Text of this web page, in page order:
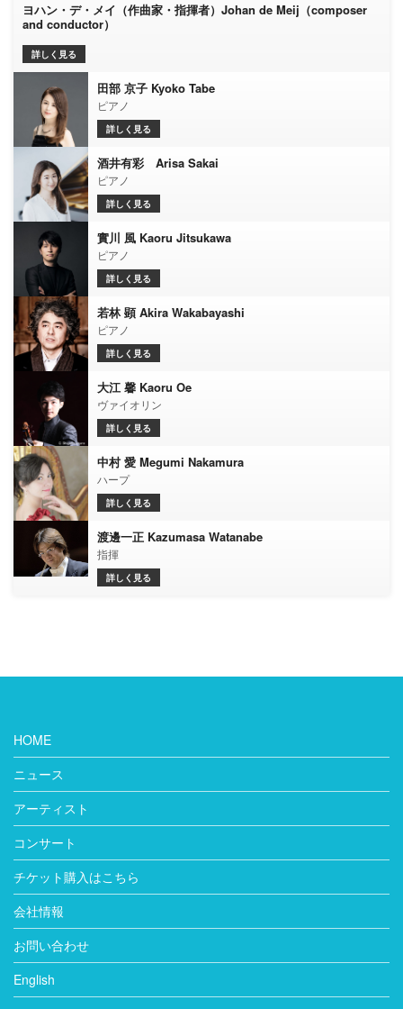
ヨハン・デ・メイ（作曲家・指揮者）Johan de Meij（composer
and conductor）
詳しく見る
田部 京子 Kyoko Tabe
ピアノ
詳しく見る
酒井有彩 Arisa Sakai
ピアノ
詳しく見る
實川 風 Kaoru Jitsukawa
ピアノ
詳しく見る
若林 顕 Akira Wakabayashi
ピアノ
詳しく見る
大江 馨 Kaoru Oe
ヴァイオリン
詳しく見る
中村 愛 Megumi Nakamura
ハープ
詳しく見る
渡邊一正 Kazumasa Watanabe
指揮
詳しく見る
HOME
ニュース
アーティスト
コンサート
チケット購入はこちら
会社情報
お問い合わせ
English